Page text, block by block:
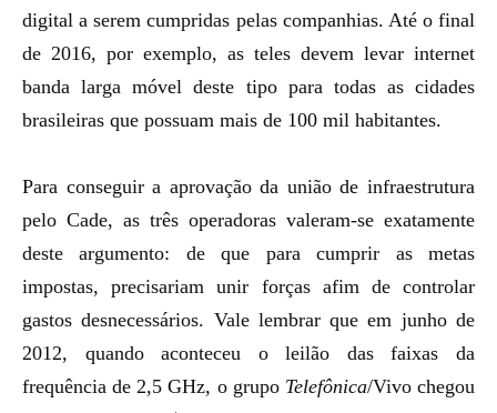
digital a serem cumpridas pelas companhias. Até o final
de 2016, por exemplo, as teles devem levar internet
banda larga móvel deste tipo para todas as cidades
brasileiras que possuam mais de 100 mil habitantes.
Para conseguir a aprovação da união de infraestrutura
pelo Cade, as três operadoras valeram-se exatamente
deste argumento: de que para cumprir as metas
impostas, precisariam unir forças afim de controlar
gastos desnecessários. Vale lembrar que em junho de
2012, quando aconteceu oleilão das faixas da
frequência de 2,5 GHz, o grupo Telefônica/Vivo chegou